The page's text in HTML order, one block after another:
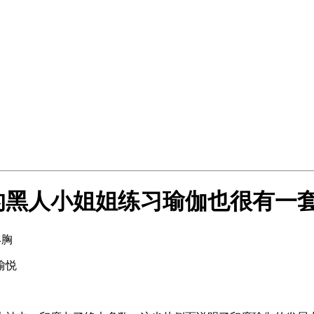
人小姐姐练习瑜伽也很有一
悦